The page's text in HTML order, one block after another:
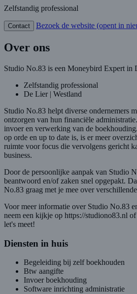
Zelfstandig professional
Contact Bezoek de website (opent in
Over ons
Studio No.83 is een Moneybird Expert in
Zelfstandig professional
De Lier | Westland
Studio No.83 helpt diverse ondernemers
ontzorgen van hun financiële
invoer en verwerking van de
op orde en up to date is, is er meer
ruimte voor focus die vervolgens gericht
business.
Door de persoonlijke aanpak van Studio
beantwoord en/of zaken snel opgepakt.
No.83 graag met je mee over
Voor meer informatie over Studio No.83
neem een kijkje op https://studiono83.nl
let's meet!
Diensten in huis
Begeleiding bij zelf boekhouden
Btw aangifte
Invoer boekhouding
Software inrichting administratie